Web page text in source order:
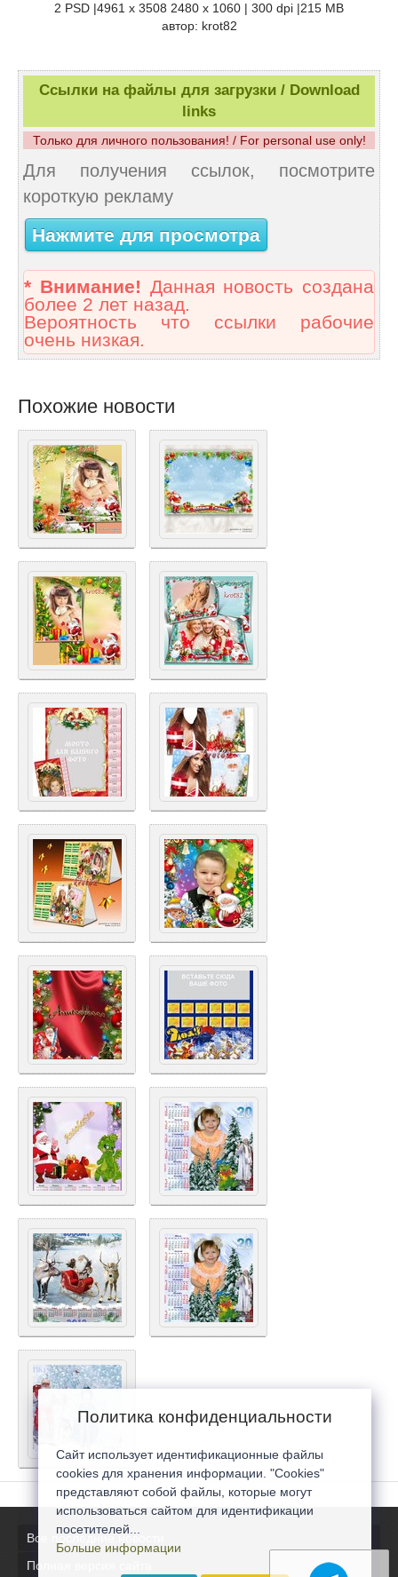
2 PSD |4961 x 3508 2480 x 1060 | 300 dpi |215 MB
автор: krot82
Ссылки на файлы для загрузки / Download
links
Только для личного пользования! / For personal use only!
Для получения ссылок, посмотрите
короткую рекламу
Нажмите для просмотра
* Внимание! Данная новость создана
более 2 лет назад.
Вероятность что ссылки рабочие
очень низкая.
Похожие новости
Все последние новости
Полная версия сайта
Политика конфиденциальности
Сайт использует идентификационные файлы
cookies для хранения информации. "Cookies"
представляют собой файлы, которые могут
использоваться сайтом для идентификации
посетителей...
Больше информации